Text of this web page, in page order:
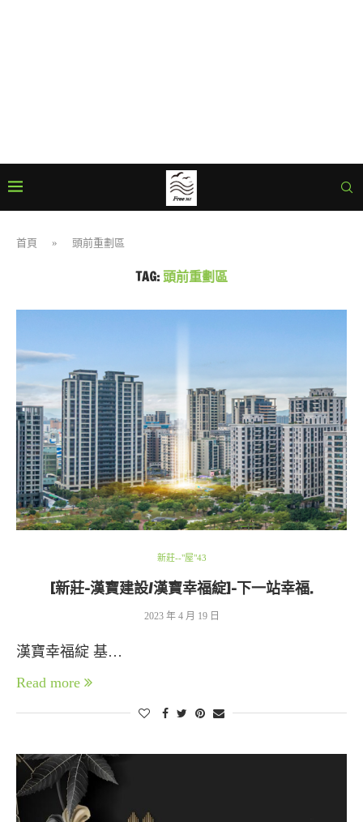
首頁 » 頭前重劃區
TAG:頭前重劃區
新莊--"屋"43
[新莊-漢寶建設/漢寶幸福綻]-下一站幸福.
2023 年 4 月 19 日
漢寶幸福綻 基…
Read more